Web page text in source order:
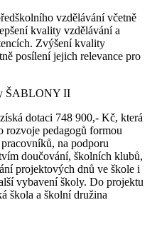
vzdělávání včetně
kvality vzdělávání a
Zvýšení kvality
posílení jejich relevance pro
ŠABLONY II
dotaci 748 900,- Kč, která
rozvoje pedagogů formou
na podporu
doučování, školních klubů,
projektových dnů ve škole i
vybavení školy. Do projektu
škola a školní družina